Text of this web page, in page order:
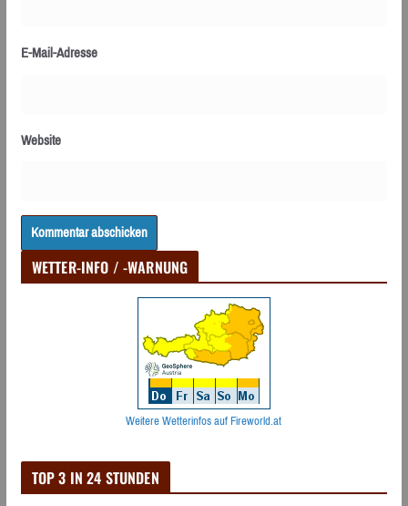
E-Mail-Adresse
Website
WETTER-INFO / -WARNUNG
Weitere Wetterinfos auf Fireworld.at
TOP 3 IN 24 STUNDEN